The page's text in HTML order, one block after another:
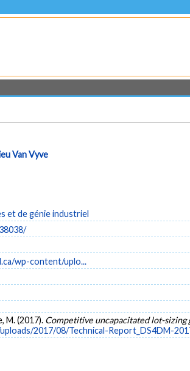
Van Vyve
et de génie industriel
wp-content/uplo...
M. (2017). Competitive uncapacitated lot-sizing
2017/08/Technical-Report_DS4DM-